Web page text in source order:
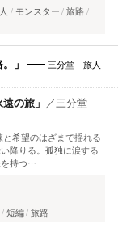
モンスター 旅路
」
三分堂 旅人
の旅」 ／三分堂
と希望のはざまで揺れる
降りる。孤独に涙する
を持つ…
短編 旅路